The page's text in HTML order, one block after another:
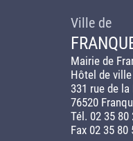
Ville de
Mairie de
Hôtel de ville
331 rue de
76520
Tél. 02 35 80
Fax 02 35 80